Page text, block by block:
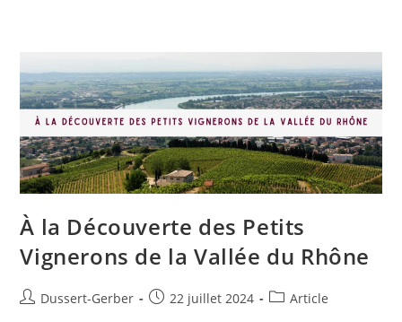
À la Découverte des Petits
Vignerons de la Vallée du Rhône
Dussert-Gerber 22 juillet 2024 Article